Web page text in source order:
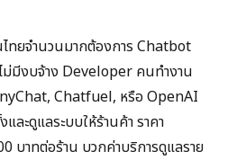
ทยจำนวนมากต้องการ Chatbot
ม่มีงบจ้าง Developer คนทำงาน
Chatfuel, หรือ OpenAI
ละดูแลระบบให้ร้านค้า ราคา
บาทต่อร้าน บวกค่าบริการดูแลราย